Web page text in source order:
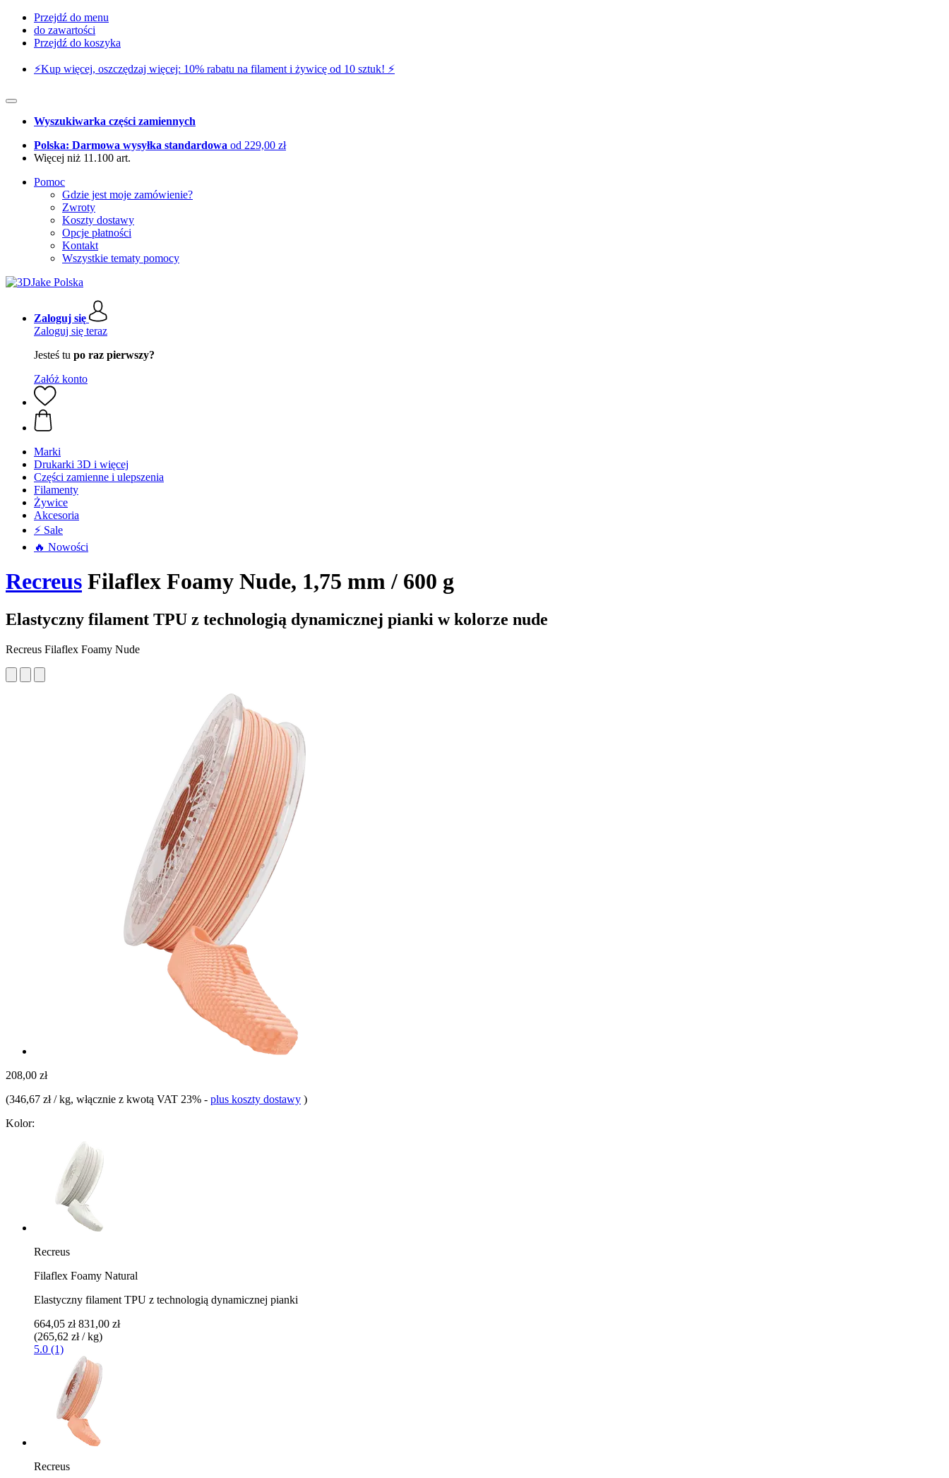
Przejdź do menu
do zawartości
Przejdź do koszyka
⚡️Kup więcej, oszczędzaj więcej: 10% rabatu na filament i żywicę od 10 sztuk! ⚡️
Wyszukiwarka części zamiennych
Polska: Darmowa wysyłka standardowa od 229,00 zł
Więcej niż 11.100 art.
Pomoc
Gdzie jest moje zamówienie?
Zwroty
Koszty dostawy
Opcje płatności
Kontakt
Wszystkie tematy pomocy
Zaloguj się
Zaloguj się teraz
Jesteś tu po raz pierwszy?
Załóż konto
Marki
Drukarki 3D i więcej
Części zamienne i ulepszenia
Filamenty
Żywice
Akcesoria
⚡ Sale
🔥 Nowości
Recreus Filaflex Foamy Nude, 1,75 mm / 600 g
Elastyczny filament TPU z technologią dynamicznej pianki w kolorze nude
Recreus Filaflex Foamy Nude
208,00 zł
(346,67 zł / kg, włącznie z kwotą VAT 23% - plus koszty dostawy )
Kolor:
Recreus
Filaflex Foamy Natural
Elastyczny filament TPU z technologią dynamicznej pianki
664,05 zł 831,00 zł
(265,62 zł / kg)
5.0 (1)
Recreus